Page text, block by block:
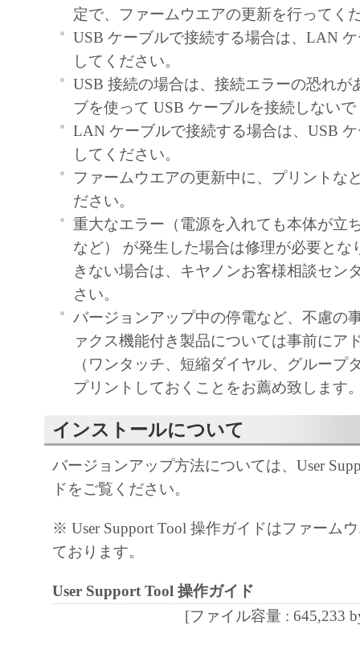
定で、ファームウエアの更新を行ってく
USB ケーブルで接続する場合は、LAN
してください。
USB 接続の場合は、接続エラーの恐れが
ブを使って USB ケーブルを接続しない
LAN ケーブルで接続する場合は、USB
してください。
ファームウエアの更新中に、プリントな
ださい。
重大なエラー（電源を入れても本体が立
など） が発生した場合は修理が必要とな
きない場合は、キヤノンお客様相談セン
さい。
バージョンアップ中の停電など、不慮の
ァクス機能付き製品については事前にア
（ワンタッチ、短縮ダイヤル、グループ
プリントしておくことをお薦め致します
インストールについて
バージョンアップ方法については、User
ドをご覧ください。
※ User Support Tool 操作ガイドはファーム
ております。
User Support Tool 操作ガイド
[ファイル容量 : 645,233